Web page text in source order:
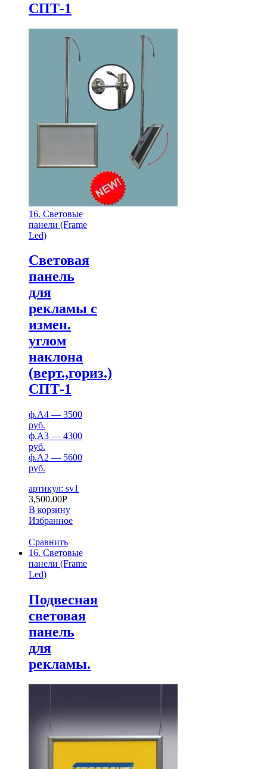
СПТ-1
16. Световые
панели (Frame
Led)
Световая
панель
для
рекламы с
измен.
углом
наклона
(верт.,гориз.)
СПТ-1
ф.А4 — 3500
руб.
ф.А3 — 4300
руб.
ф.А2 — 5600
руб.
артикул: sv1
3,500.00Р
В корзину
Избранное
Сравнить
16. Световые
панели (Frame
Led)
Подвесная
световая
панель
для
рекламы.